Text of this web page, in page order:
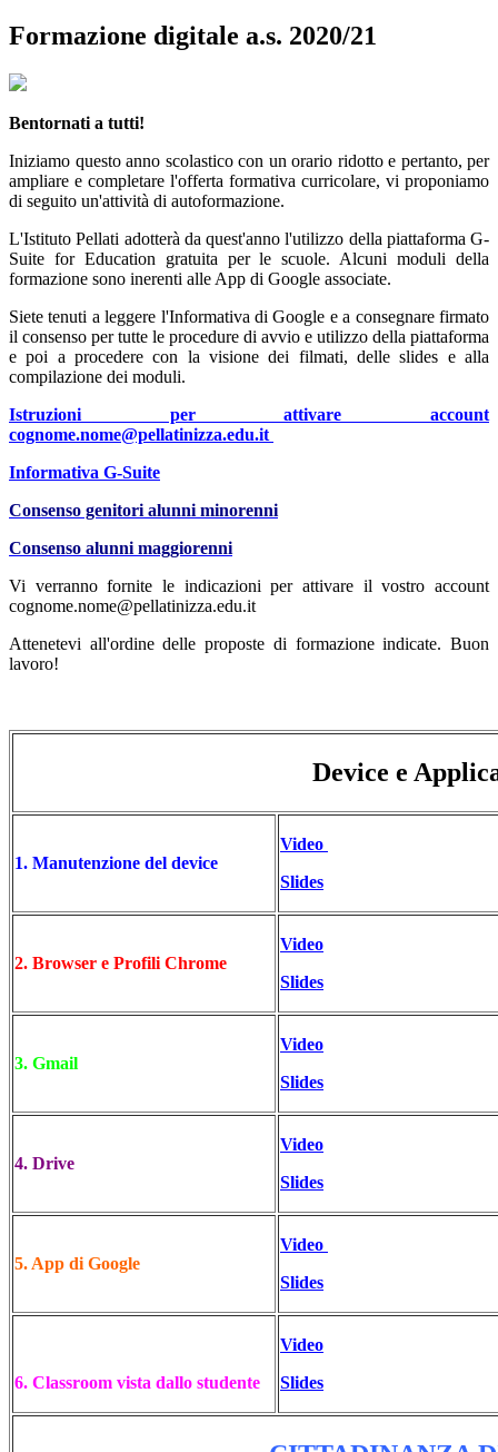
Formazione digitale a.s. 2020/21
Bentornati a tutti!
Iniziamo questo anno scolastico con un orario ridotto e pertanto, per
ampliare e completare l'offerta formativa curricolare, vi proponiamo
di seguito un'attività di autoformazione.
L'Istituto Pellati adotterà da quest'anno l'utilizzo della piattaforma G-
Suite for Education gratuita per le scuole. Alcuni moduli della
formazione sono inerenti alle App di Google associate.
Siete tenuti a leggere l'Informativa di Google e a consegnare firmato
il consenso per tutte le procedure di avvio e utilizzo della piattaforma
e poi a procedere con la visione dei filmati, delle slides e alla
compilazione dei moduli.
Istruzioni per attivare account
cognome.nome@pellatinizza.edu.it
Informativa G-Suite
Consenso genitori alunni minorenni
Consenso alunni maggiorenni
Vi verranno fornite le indicazioni per attivare il vostro account
cognome.nome@pellatinizza.edu.it
Attenetevi all'ordine delle proposte di formazione indicate. Buon
lavoro!
Device e
1. Manutenzione del device
Video
Slides
2. Browser e Profili Chrome
Video
Slides
3. Gmail
Video
Slides
4. Drive
Video
Slides
5. App di Google
Video
Slides
6. Classroom vista dallo studente
Video
Slides